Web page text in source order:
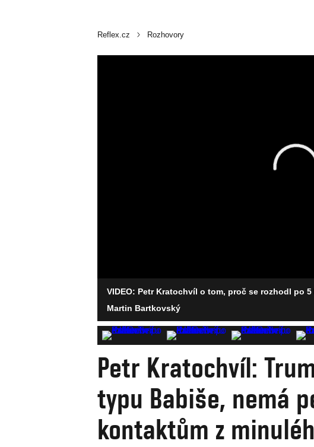
Reflex.cz Rozhovory
VIDEO: Petr Kratochvíl o tom, proč se rozhodl po
Martin Bartkovský
Petr Kratochvíl:
typu Babiše, nemá
kontaktům z